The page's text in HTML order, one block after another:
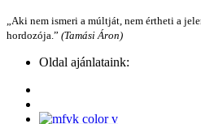
„Aki nem ismeri a múltját, nem értheti a
hordozója.” (Tamási Áron)
Oldal ajánlataink: